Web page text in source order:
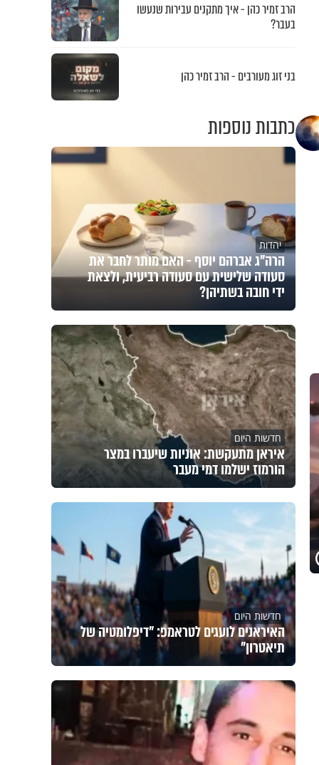
הרב זמיר כהן - איך מתקנים עבירות שנעשו
בעבר?
בני זוג מעורבים - הרב זמיר כהן
כתבות נוספות
יהדות
הרה"ג אברהם יוסף - האם מותר לחבר את
סעודה שלישית עם סעודה רביעית, ולצאת
ידי חובה בשתיהן?
חדשות היום
איראן מתעקשת: אוניות שיעברו במצר
הורמוז ישלמו דמי מעבר
חדשות היום
האיראנים לועגים לטראמפ: "דיפלומטיה של
תיאטרון"